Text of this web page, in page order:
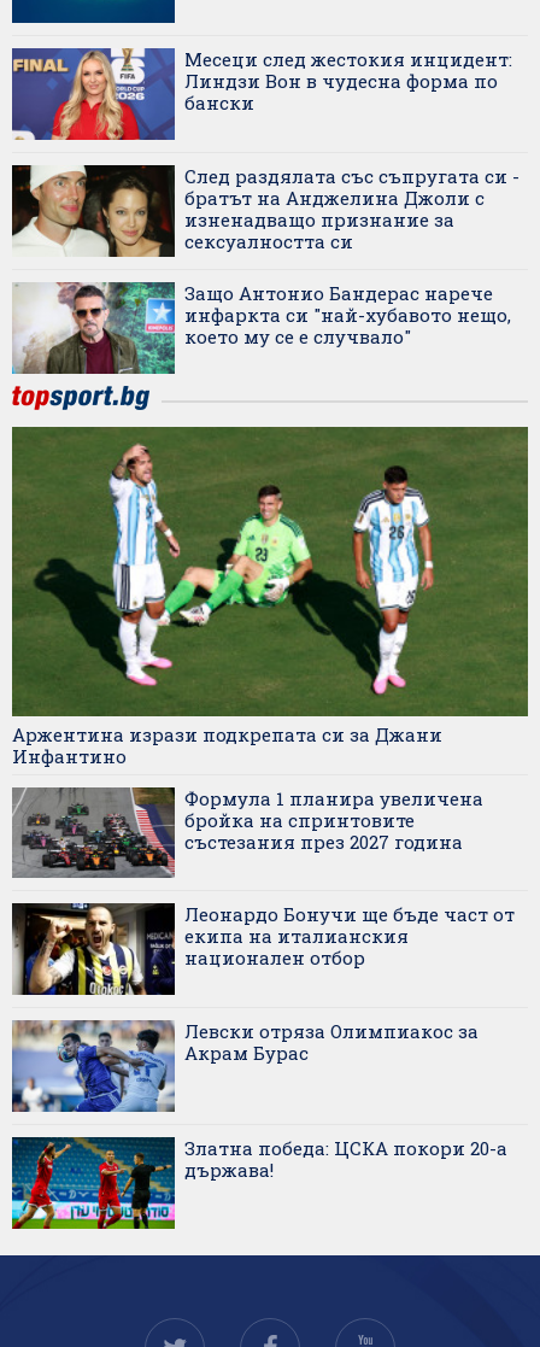
Месеци след жестокия инцидент:
Линдзи Вон в чудесна форма по
бански
След раздялата със съпругата си -
братът на Анджелина Джоли с
изненадващо признание за
сексуалността си
Защо Антонио Бандерас нарече
инфаркта си "най-хубавото нещо,
което му се е случвало"
Аржентина изрази подкрепата си за Джани
Инфантино
Формула 1 планира увеличена
бройка на спринтовите
състезания през 2027 година
Леонардо Бонучи ще бъде част от
екипа на италианския
национален отбор
Левски отряза Олимпиакос за
Акрам Бурас
Златна победа: ЦСКА покори 20-а
държава!